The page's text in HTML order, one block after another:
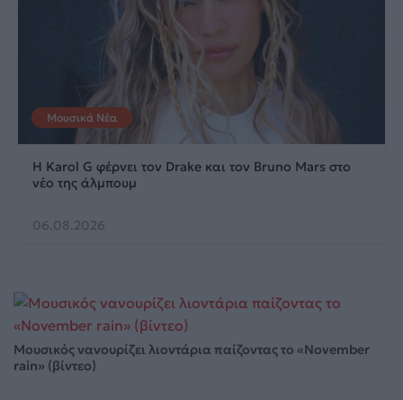
Μουσικά Νέα
Η Karol G φέρνει τον Drake και τον Bruno Mars στο
νέο της άλμπουμ
06.08.2026
Μουσικός νανουρίζει λιοντάρια παίζοντας το «November
rain» (βίντεο)